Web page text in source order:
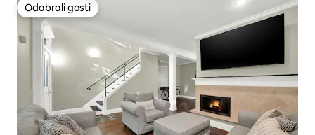
Odabrali gosti
Odabrali gosti